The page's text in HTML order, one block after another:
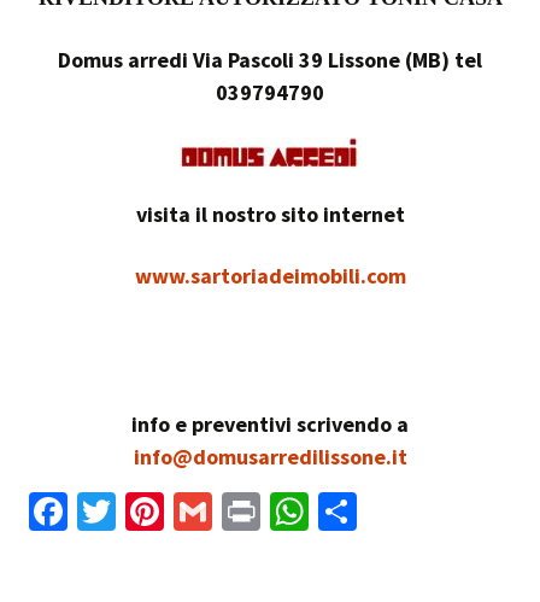
Domus arredi Via Pascoli 39 Lissone (MB) tel
039794790
visita il nostro sito internet
www.sartoriadeimobili.com
info e preventivi scrivendo a
info@domusarredilissone.it
Fa T
Pi G
Pr W